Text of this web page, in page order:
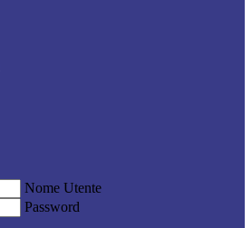
Nome Utente
Password